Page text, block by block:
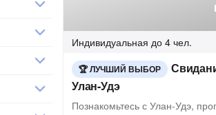
Индивидуальная до 4 чел.
ЛУЧШИЙ ВЫБОР
Улан-Удэ
Познакомьтесь с Улан-Удэ,